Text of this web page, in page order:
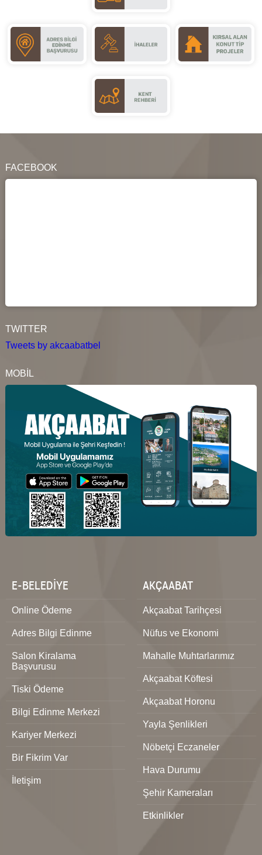
FACEBOOK
TWITTER
Tweets by akcaabatbel
MOBİL
E-BELEDİYE
Online Ödeme
Adres Bilgi Edinme
Salon Kiralama
Başvurusu
Tiski Ödeme
Bilgi Edinme Merkezi
Kariyer Merkezi
Bir Fikrim Var
İletişim
AKÇAABAT
Akçaabat Tarihçesi
Nüfus ve Ekonomi
Mahalle Muhtarlarımız
Akçaabat Köftesi
Akçaabat Horonu
Yayla Şenlikleri
Nöbetçi Eczaneler
Hava Durumu
Şehir Kameraları
Etkinlikler